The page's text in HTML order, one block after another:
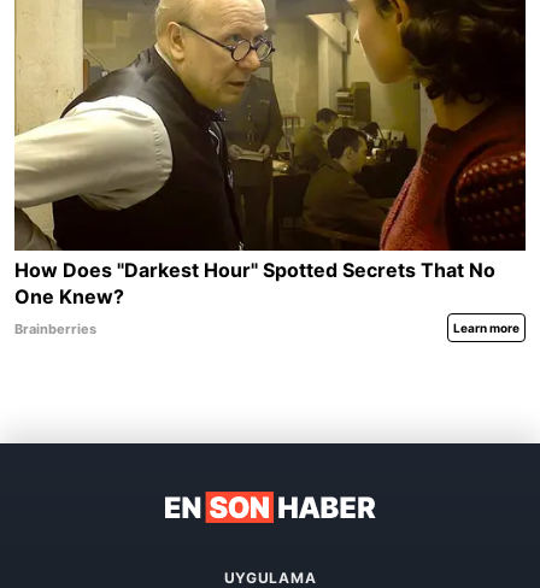
UYGULAMA